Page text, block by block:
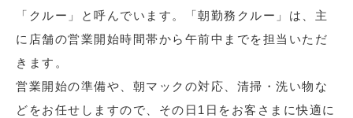
「クルー」と呼んでいます。「朝勤務クルー」は、主
に店舗の営業開始時間帯から午前中までを担当いただ
きます。
営業開始の準備や、朝マックの対応、清掃・洗い物な
どをお任せしますので、その日1日をお客さまに快適に